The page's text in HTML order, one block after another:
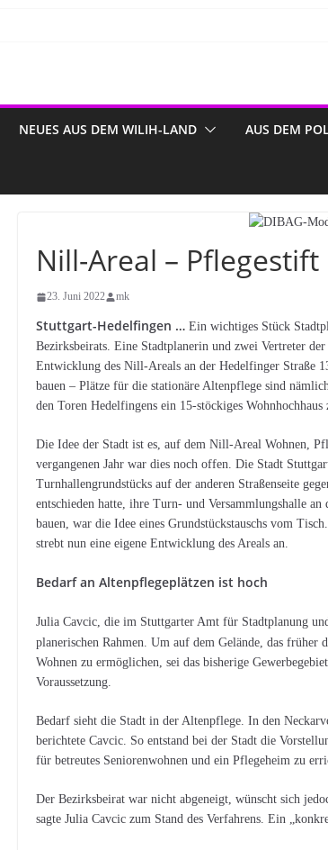
NEUES AUS DEM WILIH-LAND AUS DEM
Nill-Areal –
23. Juni 2022 mk
Stuttgart-Hedelfingen … Ein wichtiges Stück
Bezirksbeirats. Eine Stadtplanerin und zwei Vertreter
Entwicklung des Nill-Areals an der Hedelfinger Straße
bauen – Plätze für die stationäre Altenpflege sind
den Toren Hedelfingens ein 15-stöckiges Wohnhochhaus
Die Idee der Stadt ist es, auf dem Nill-Areal Wohnen,
vergangenen Jahr war dies noch offen. Die Stadt
Turnhallengrundstücks auf der anderen Straßenseite
entschieden hatte, ihre Turn- und Versammlungshalle
bauen, war die Idee eines Grundstückstauschs vom
strebt nun eine eigene Entwicklung des Areals an.
Bedarf an Altenpflegeplätzen ist hoch
Julia Cavcic, die im Stuttgarter Amt für Stadtplanung
planerischen Rahmen. Um auf dem Gelände, das
Wohnen zu ermöglichen, sei das bisherige
Voraussetzung.
Bedarf sieht die Stadt in der Altenpflege. In den
berichtete Cavcic. So entstand bei der Stadt die
für betreutes Seniorenwohnen und ein Pflegeheim zu
Der Bezirksbeirat war nicht abgeneigt, wünscht sich
sagte Julia Cavcic zum Stand des Verfahrens. Ein